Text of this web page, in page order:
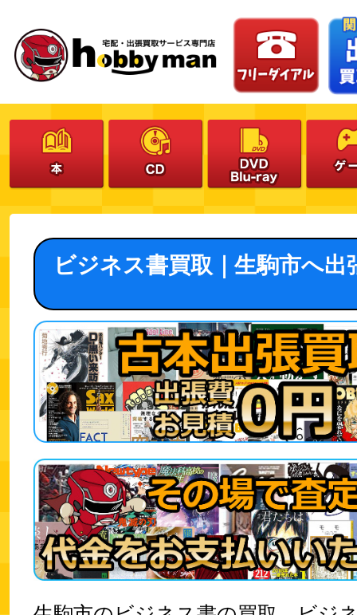
ビジネス書買取｜生駒市へ出